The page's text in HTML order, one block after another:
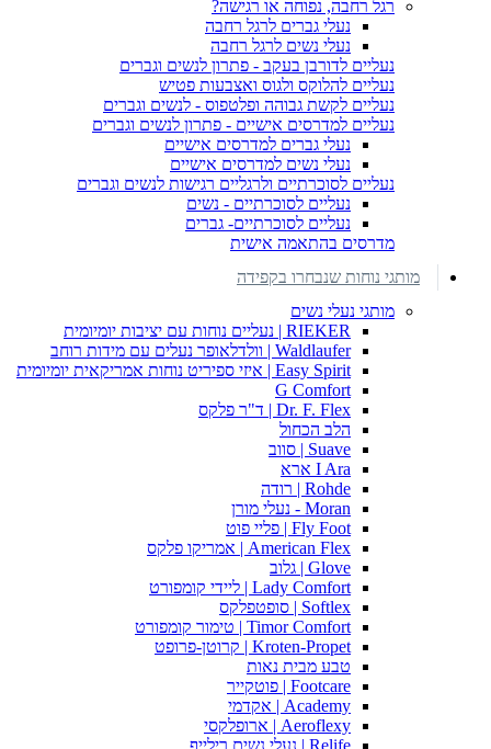
רגל רחבה, נפוחה או רגישה?
נעלי גברים לרגל רחבה
נעלי נשים לרגל רחבה
נעליים לדורבן בעקב - פתרון לנשים וגברים
נעליים להלוקס ולגוס ואצבעות פטיש
נעליים לקשת גבוהה ופלטפוס - לנשים וגברים
נעליים למדרסים אישיים - פתרון לנשים וגברים
נעלי גברים למדרסים אישיים
נעלי נשים למדרסים אישיים
נעליים לסוכרתיים ולרגליים רגישות לנשים וגברים
נעליים לסוכרתיים - נשים
נעליים לסוכרתיים- גברים
מדרסים בהתאמה אישית
מותגי נוחות שנבחרו בקפידה
מותגי נעלי נשים
RIEKER | נעליים נוחות עם יציבות יומיומית
Waldlaufer | וולדלאופר נעלים עם מידות רוחב
Easy Spirit | איזי ספיריט נוחות אמריקאית יומיומית
G Comfort
Dr. F. Flex | ד"ר פלקס
הלב הכחול
Suave | סווב
I Ara ארא
Rohde | רודה
Moran - נעלי מורן
Fly Foot | פליי פוט
American Flex | אמריקו פלקס
Glove | גלוב
Lady Comfort | ליידי קומפורט
Softlex | סופטפלקס
Timor Comfort | טימור קומפורט
Kroten-Propet | קרוטן-פרופט
טבע מבית נאות
Footcare | פוטקייר
Academy | אקדמי
Aeroflexy | ארופלקסי
Relife | נעלי נשים רילייף